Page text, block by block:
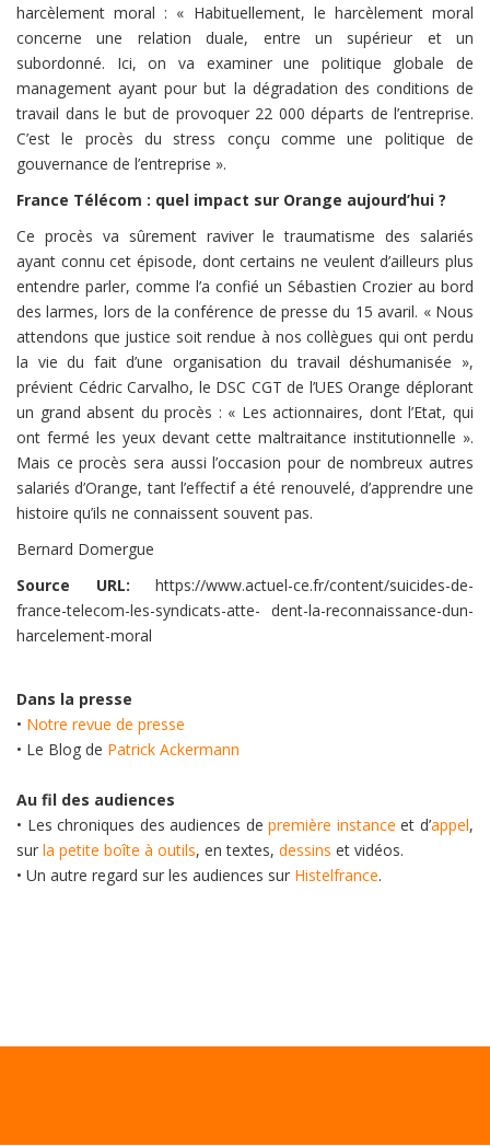
harcèlement moral : « Habituellement, le harcèlement moral
concerne une relation duale, entre un supérieur et un
subordonné. Ici, on va examiner une politique globale de
management ayant pour but la dégradation des conditions de
travail dans le but de provoquer 22 000 départs de l’entreprise.
C’est le procès du stress conçu comme une politique de
gouvernance de l’entreprise ».
France Télécom : quel impact sur Orange aujourd’hui ?
Ce procès va sûrement raviver le traumatisme des salariés
ayant connu cet épisode, dont certains ne veulent d’ailleurs plus
entendre parler, comme l’a confié un Sébastien Crozier au bord
des larmes, lors de la conférence de presse du 15 avaril. « Nous
attendons que justice soit rendue à nos collègues qui ont perdu
la vie du fait d’une organisation du travail déshumanisée »,
prévient Cédric Carvalho, le DSC CGT de l’UES Orange déplorant
un grand absent du procès : « Les actionnaires, dont l’Etat, qui
ont fermé les yeux devant cette maltraitance institutionnelle ».
Mais ce procès sera aussi l’occasion pour de nombreux autres
salariés d’Orange, tant l’effectif a été renouvelé, d’apprendre une
histoire qu’ils ne connaissent souvent pas.
Bernard Domergue
Source URL: https://www.actuel-ce.fr/content/suicides-de-
france-telecom-les-syndicats-atte- dent-la-reconnaissance-dun-
harcelement-moral
Dans la presse
• Notre revue de presse
• Le Blog de Patrick Ackermann
Au fil des audiences
• Les chroniques des audiences depremière instance et d’appel,
sur la petite boîte à outils, en textes, dessins et vidéos.
• Un autre regard sur les audiences sur Histelfrance.